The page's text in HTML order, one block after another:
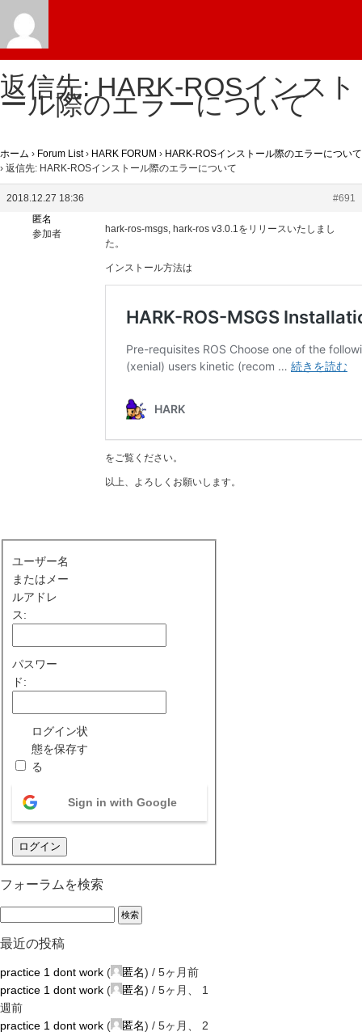
返信先: HARK-ROSインスト
ール際のエラーについて
ホーム › Forum List › HARK FORUM › HARK-ROSインストール際のエラーについて
› 返信先: HARK-ROSインストール際のエラーについて
2018.12.27 18:36
#691
匿名
参加者
hark-ros-msgs, hark-ros v3.0.1をリリースいたしまし
た。
インストール方法は
をご覧ください。
以上、よろしくお願いします。
ユーザー名
またはメー
ルアドレ
ス:
パスワー
ド:
ログイン状
態を保存す
る
Sign in with Google
ログイン
フォーラムを検索
最近の投稿
practice 1 dont work ( 匿名) / 5ヶ月前
practice 1 dont work ( 匿名) / 5ヶ月、 1
週前
practice 1 dont work ( 匿名) / 5ヶ月、 2